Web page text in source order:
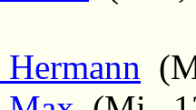
Hermann